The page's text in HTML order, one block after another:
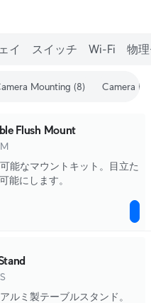
イ スイッチ Wi-Fi 物
Mounting (8) Camera
Flush Mount
能なマウントキット。目立た
能にします。
ルミ製テーブルスタンド。